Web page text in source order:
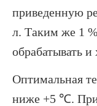
приведенную
л. Таким же 1
обрабатывать
Оптимальная
ниже +5 ℃. При